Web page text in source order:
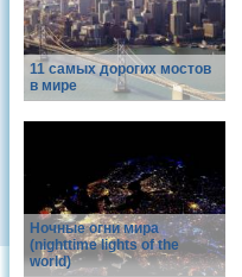
11 самых дорогих мостов
в мире
Ночные огни мира
(nighttime lights of the
world)